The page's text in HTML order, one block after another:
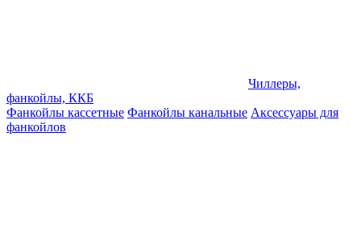
Чиллеры,
фанкойлы, ККБ
Фанкойлы кассетные Фанкойлы канальные Аксессуары для
фанкойлов